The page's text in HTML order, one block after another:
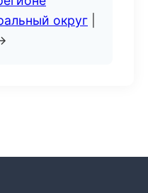
округ